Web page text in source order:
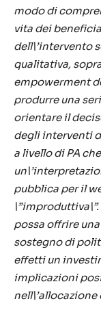
modo di
vita dei
dell\’intervento
qualitativa,
empowerment
produrre una
orientare il
degli interventi
a livello di PA
pubblica per il
possa offrire
sostegno di
effetti un
implicazioni
nell\’allocazione